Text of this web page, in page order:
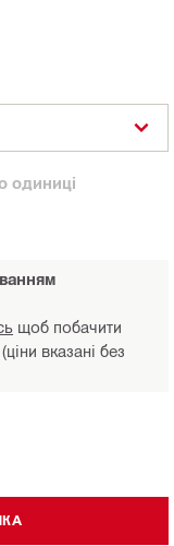
одиниці
щоб побачити
вказані без